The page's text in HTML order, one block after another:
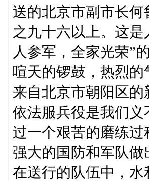
送的北京市副市长
之九十六以上。这
人参军，全家光荣”
喧天的锣鼓，热烈
来自北京市朝阳区
依法服兵役是我们
过一个艰苦的磨练
强大的国防和军队做
在送行的队伍中，